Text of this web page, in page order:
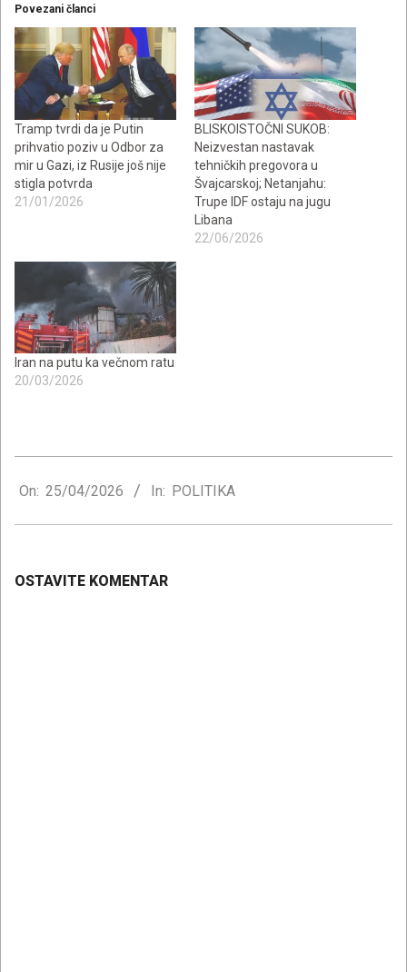
Povezani članci
Tramp tvrdi da je Putin
prihvatio poziv u Odbor za
mir u Gazi, iz Rusije još nije
stigla potvrda
21/01/2026
BLISKOISTOČNI SUKOB:
Neizvestan nastavak
tehničkih pregovora u
Švajcarskoj; Netanjahu:
Trupe IDF ostaju na jugu
Libana
22/06/2026
Iran na putu ka večnom ratu
20/03/2026
04-
On: 25/04/2026 In: POLITIKA
OSTAVITE KOMENTAR